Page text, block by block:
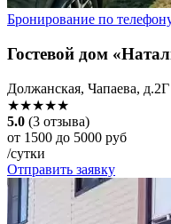
Бронирование по
Гостевой дом
Должанская, Чапаева, д.2Г
★★★★★
5.0 (3 отзыва)
от 1500 до 5000 руб
/сутки
Отправить заявку